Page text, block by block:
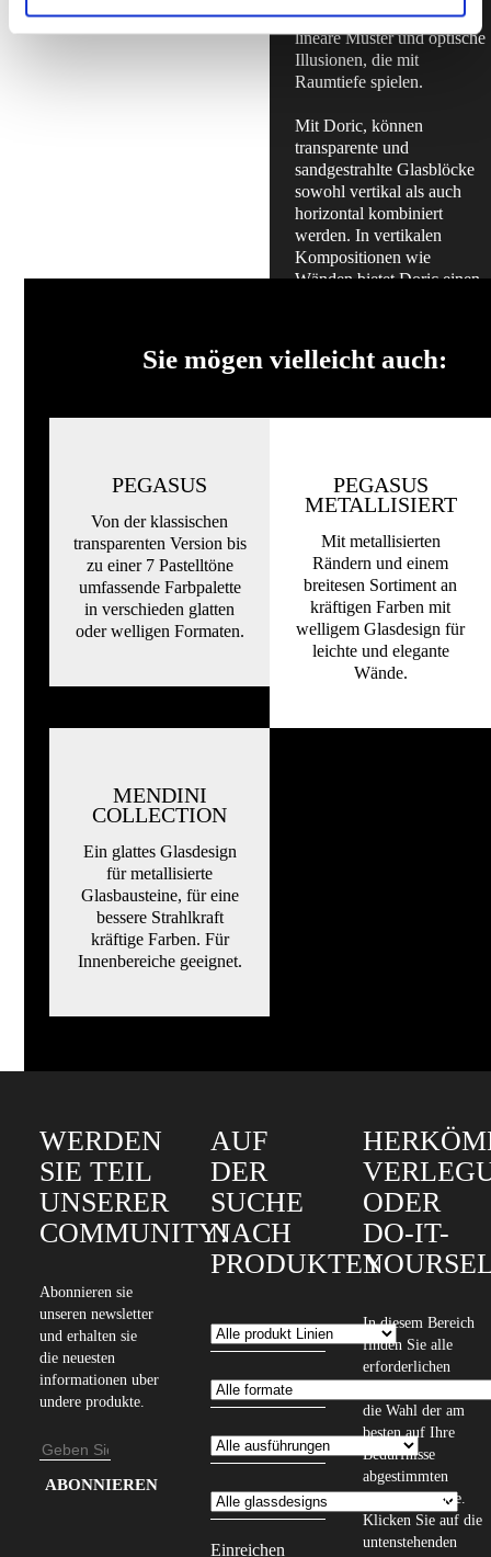
Ideal für wirkungsvolle
lineare Muster und optische
Illusionen, die mit
Raumtiefe spielen.
Mit Doric, können
transparente und
sandgestrahlte Glasblöcke
sowohl vertikal als auch
horizontal kombiniert
werden. In vertikalen
Kompositionen wie
Wänden bietet Doric einen
Textur und visuelles
Galerie
Sie mögen vielleicht auch:
PEGASUS
Von der klassischen
transparenten Version bis
zu einer 7 Pastelltöne
umfassende Farbpalette
in verschieden glatten
oder welligen Formaten.
PEGASUS
METALLISIERT
Mit metallisierten
Rändern und einem
breitesen Sortiment an
kräftigen Farben mit
welligem Glasdesign für
leichte und elegante
Wände.
MENDINI
COLLECTION
Ein glattes Glasdesign
für metallisierte
Glasbausteine, für eine
bessere Strahlkraft
kräftige Farben. Für
Innenbereiche geeignet.
WERDEN
SIE TEIL
UNSERER
COMMUNITY!
Abonnieren sie
unseren newsletter
und erhalten sie
die neuesten
informationen uber
undere produkte.
E-
Mail-
Geben
AUF
DER
SUCHE
NACH
PRODUKTEN
ODER
DO-IT-
In diesem Bereich
finden Sie alle
erforderlichen
die Wahl der am
besten auf Ihre
Bedürfnisse
abgestimmten
Verlegemethode.
Klicken Sie auf die
untenstehenden